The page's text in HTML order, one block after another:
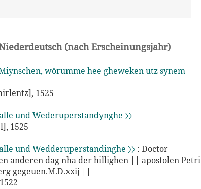
(nach Erscheinungsjahr)
wörumme hee gheweken utz synem
1525
und Wederuperstandynghe 〉〉
1525
und Wedderuperstandinghe 〉〉 : Doctor
anderen dag nha der hillighen || apostolen Petri
gegeuen.M.D.xxij ||